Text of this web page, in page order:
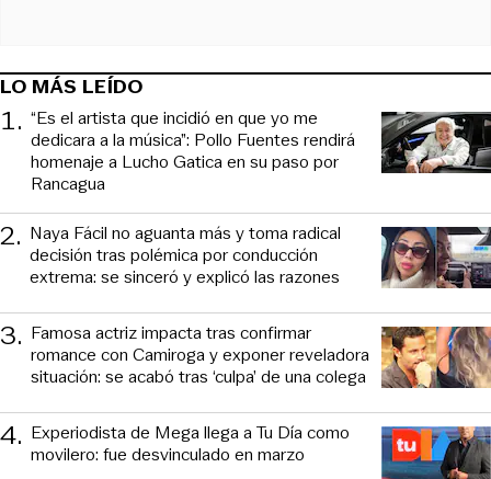
LO MÁS LEÍDO
1. “Es el artista que incidió en que yo me
dedicara a la música”: Pollo Fuentes rendirá
homenaje a Lucho Gatica en su paso por
Rancagua
2. Naya Fácil no aguanta más y toma radical
decisión tras polémica por conducción
extrema: se sinceró y explicó las razones
3. Famosa actriz impacta tras confirmar
romance con Camiroga y exponer reveladora
situación: se acabó tras ‘culpa’ de una colega
4. Experiodista de Mega llega a Tu Día como
movilero: fue desvinculado en marzo